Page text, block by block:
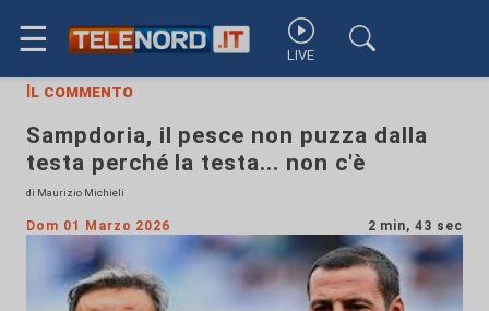
☰ LIVE
Il commento
Sampdoria, il pesce non puzza dalla
testa perché la testa... non c'è
di Maurizio Michieli
Dom 01 Marzo 2026 2 min, 43 sec